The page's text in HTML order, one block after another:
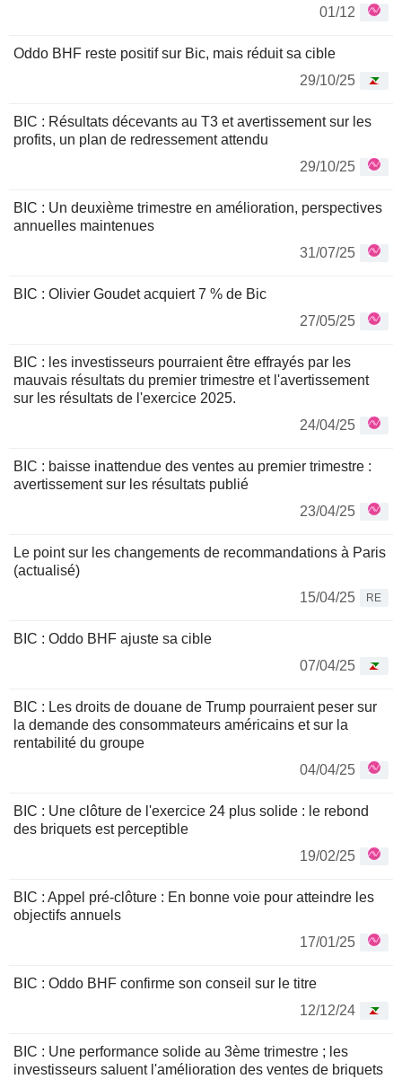
01/12
Oddo BHF reste positif sur Bic, mais réduit sa cible
29/10/25
BIC : Résultats décevants au T3 et avertissement sur les
profits, un plan de redressement attendu
29/10/25
BIC : Un deuxième trimestre en amélioration, perspectives
annuelles maintenues
31/07/25
BIC : Olivier Goudet acquiert 7 % de Bic
27/05/25
BIC : les investisseurs pourraient être effrayés par les
mauvais résultats du premier trimestre et l'avertissement
sur les résultats de l'exercice 2025.
24/04/25
BIC : baisse inattendue des ventes au premier trimestre :
avertissement sur les résultats publié
23/04/25
Le point sur les changements de recommandations à Paris
(actualisé)
15/04/25
RE
BIC : Oddo BHF ajuste sa cible
07/04/25
BIC : Les droits de douane de Trump pourraient peser sur
la demande des consommateurs américains et sur la
rentabilité du groupe
04/04/25
BIC : Une clôture de l'exercice 24 plus solide : le rebond
des briquets est perceptible
19/02/25
BIC : Appel pré-clôture : En bonne voie pour atteindre les
objectifs annuels
17/01/25
BIC : Oddo BHF confirme son conseil sur le titre
12/12/24
BIC : Une performance solide au 3ème trimestre ; les
investisseurs saluent l'amélioration des ventes de briquets